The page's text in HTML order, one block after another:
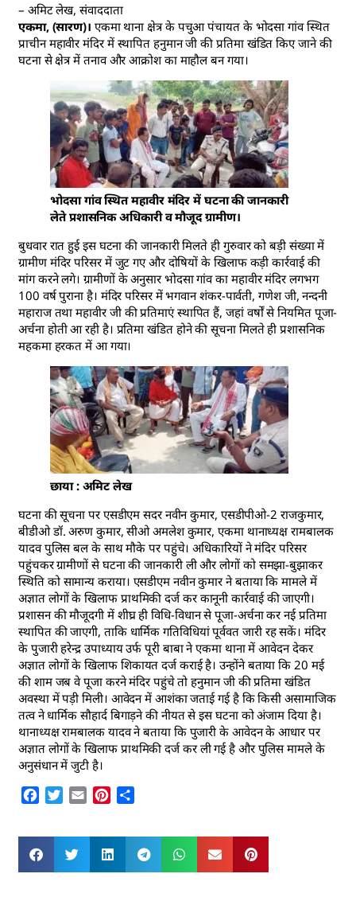
– अमिट लेख, संवाददाता
एकमा, (सारण)। एकमा थाना क्षेत्र के पचुआ पंचायत के भोदसा गांव स्थित
प्राचीन महावीर मंदिर में स्थापित हनुमान जी की प्रतिमा खंडित किए जाने की
घटना से क्षेत्र में तनाव और आक्रोश का माहौल बन गया।
भोदसा गांव स्थित महावीर मंदिर में घटना की जानकारी
लेते प्रशासनिक अधिकारी व मौजूद ग्रामीण।
बुधवार रात हुई इस घटना की जानकारी मिलते ही गुरुवार को बड़ी संख्या में
ग्रामीण मंदिर परिसर में जुट गए और दोषियों के खिलाफ कड़ी कार्रवाई की
मांग करने लगे। ग्रामीणों के अनुसार भोदसा गांव का महावीर मंदिर लगभग
100 वर्ष पुराना है। मंदिर परिसर में भगवान शंकर-पार्वती, गणेश जी, नन्दनी
महाराज तथा महावीर जी की प्रतिमाएं स्थापित हैं, जहां वर्षों से नियमित पूजा-
अर्चना होती आ रही है। प्रतिमा खंडित होने की सूचना मिलते ही प्रशासनिक
महकमा हरकत में आ गया।
छाया : अमिट लेख
घटना की सूचना पर एसडीएम सदर नवीन कुमार, एसडीपीओ-2 राजकुमार,
बीडीओ डॉ. अरुण कुमार, सीओ अमलेश कुमार, एकमा थानाध्यक्ष रामबालक
यादव पुलिस बल के साथ मौके पर पहुंचे। अधिकारियों ने मंदिर परिसर
पहुंचकर ग्रामीणों से घटना की जानकारी ली और लोगों को समझा-बुझाकर
स्थिति को सामान्य कराया। एसडीएम नवीन कुमार ने बताया कि मामले में
अज्ञात लोगों के खिलाफ प्राथमिकी दर्ज कर कानूनी कार्रवाई की जाएगी।
प्रशासन की मौजूदगी में शीघ्र ही विधि-विधान से पूजा-अर्चना कर नई प्रतिमा
स्थापित की जाएगी, ताकि धार्मिक गतिविधियां पूर्ववत जारी रह सकें। मंदिर
के पुजारी हरेन्द्र उपाध्याय उर्फ पूरी बाबा ने एकमा थाना में आवेदन देकर
अज्ञात लोगों के खिलाफ शिकायत दर्ज कराई है। उन्होंने बताया कि 20 मई
की शाम जब वे पूजा करने मंदिर पहुंचे तो हनुमान जी की प्रतिमा खंडित
अवस्था में पड़ी मिली। आवेदन में आशंका जताई गई है कि किसी असामाजिक
तत्व ने धार्मिक सौहार्द बिगाड़ने की नीयत से इस घटना को अंजाम दिया है।
थानाध्यक्ष रामबालक यादव ने बताया कि पुजारी के आवेदन के आधार पर
अज्ञात लोगों के खिलाफ प्राथमिकी दर्ज कर ली गई है और पुलिस मामले के
अनुसंधान में जुटी है।
Facebook
Twitter
Email Pinterest